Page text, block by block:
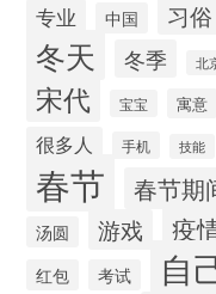
专业 中国 习俗
冬天 冬季 北
宋代 宝宝 寓意
很多人 手机 技能
春节 春节期
汤圆 游戏 疫
红包 考试 自